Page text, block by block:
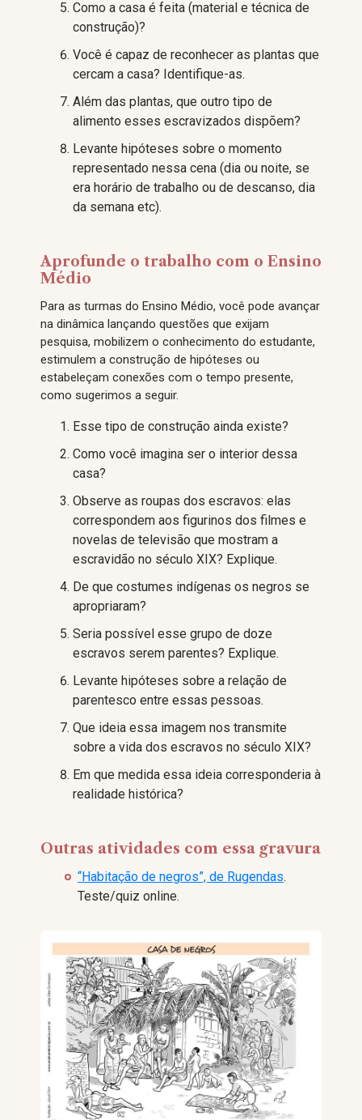
Como a casa é feita (material e técnica de
construção)?
Você é capaz de reconhecer as plantas que
cercam a casa? Identifique-as.
Além das plantas, que outro tipo de
alimento esses escravizados dispõem?
Levante hipóteses sobre o momento
representado nessa cena (dia ou noite, se
era horário de trabalho ou de descanso, dia
da semana etc).
Aprofunde o trabalho com o Ensino
Médio
Para as turmas do Ensino Médio, você pode avançar
na dinâmica lançando questões que exijam
pesquisa, mobilizem o conhecimento do estudante,
estimulem a construção de hipóteses ou
estabeleçam conexões com o tempo presente,
como sugerimos a seguir.
Esse tipo de construção ainda existe?
Como você imagina ser o interior dessa
casa?
Observe as roupas dos escravos: elas
correspondem aos figurinos dos filmes e
novelas de televisão que mostram a
escravidão no século XIX? Explique.
De que costumes indígenas os negros se
apropriaram?
Seria possível esse grupo de doze
escravos serem parentes? Explique.
Levante hipóteses sobre a relação de
parentesco entre essas pessoas.
Que ideia essa imagem nos transmite
sobre a vida dos escravos no século XIX?
Em que medida essa ideia corresponderia à
realidade histórica?
Outras atividades com essa gravura
“Habitação de negros”, de Rugendas.
Teste/quiz online.